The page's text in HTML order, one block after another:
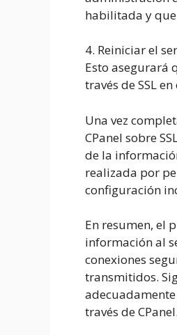
habilitada y
4. Reiniciar el
Esto asegurará
través de SSL
Una vez
CPanel sobre
de la
realizada por
configuración
En resumen, el
información al
conexiones
transmitidos.
través de CPanel.